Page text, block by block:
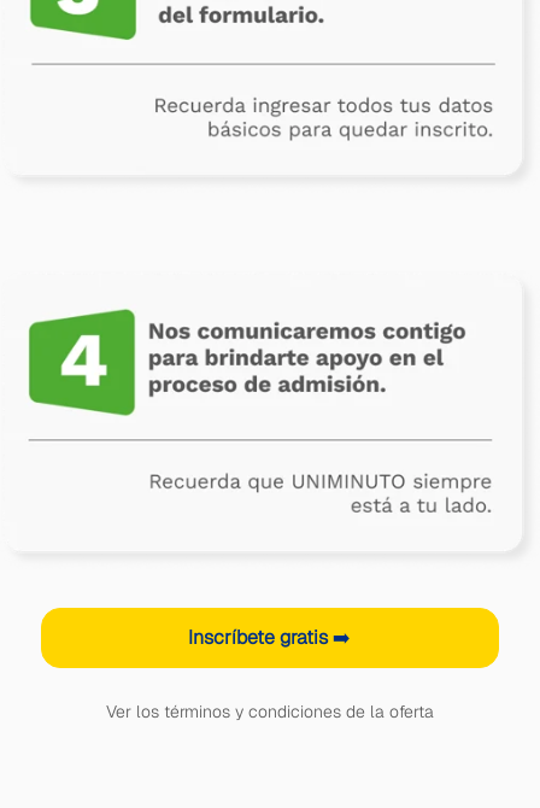
Inscríbete gratis➡️
Ver los términos y condiciones de la oferta